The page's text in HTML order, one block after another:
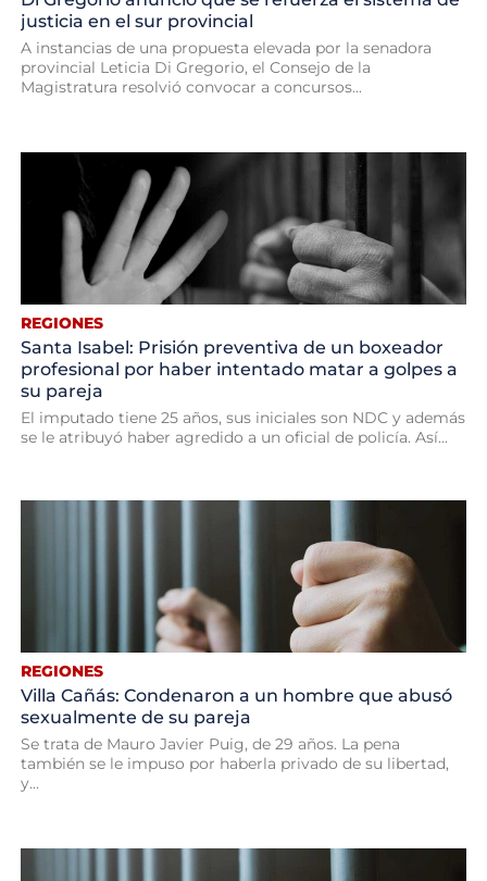
justicia en el sur provincial
A instancias de una propuesta elevada por la senadora
provincial Leticia Di Gregorio, el Consejo de la
Magistratura resolvió convocar a concursos...
REGIONES
Santa Isabel: Prisión preventiva de un boxeador
profesional por haber intentado matar a golpes a
su pareja
El imputado tiene 25 años, sus iniciales son NDC y además
se le atribuyó haber agredido a un oficial de policía. Así...
REGIONES
Villa Cañás: Condenaron a un hombre que abusó
sexualmente de su pareja
Se trata de Mauro Javier Puig, de 29 años. La pena
también se le impuso por haberla privado de su libertad,
y...